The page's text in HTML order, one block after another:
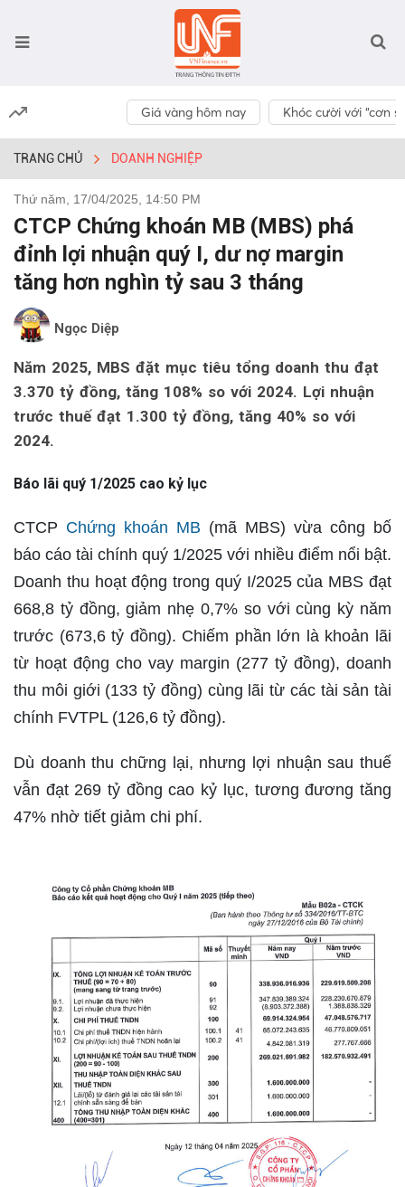
Giá vàng hôm nay Khóc cười với “cơn
TRANG CHỦ DOANH NGHIỆP
Thứ năm, 17/04/2025, 14:50 PM
CTCP Chứng khoán MB (MBS) phá
đỉnh lợi nhuận quý I, dư nợ margin
tăng hơn nghìn tỷ sau 3 tháng
Ngọc Diệp
Năm 2025, MBS đặt mục tiêu tổng doanh thu đạt
3.370 tỷ đồng, tăng 108% so với 2024. Lợi nhuận
trước thuế đạt 1.300 tỷ đồng, tăng 40% so với
2024.
Báo lãi quý 1/2025 cao kỷ lục
CTCP Chứng khoán MB (mã MBS) vừa công bố
báo cáo tài chính quý 1/2025 với nhiều điểm nổi bật.
Doanh thu hoạt động trong quý I/2025 của MBS đạt
668,8 tỷ đồng, giảm nhẹ 0,7% so với cùng kỳ năm
trước (673,6 tỷ đồng). Chiếm phần lớn là khoản lãi
từ hoạt động cho vay margin (277 tỷ đồng), doanh
thu môi giới (133 tỷ đồng) cùng lãi từ các tài sản tài
chính FVTPL (126,6 tỷ đồng).
Dù doanh thu chững lại, nhưng lợi nhuận sau thuế
vẫn đạt 269 tỷ đồng cao kỷ lục, tương đương tăng
47% nhờ tiết giảm chi phí.